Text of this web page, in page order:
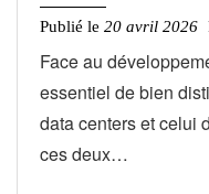
Publié le 20 avril 2026
Face au
essentiel de bien
data centers et celui
ces deux…